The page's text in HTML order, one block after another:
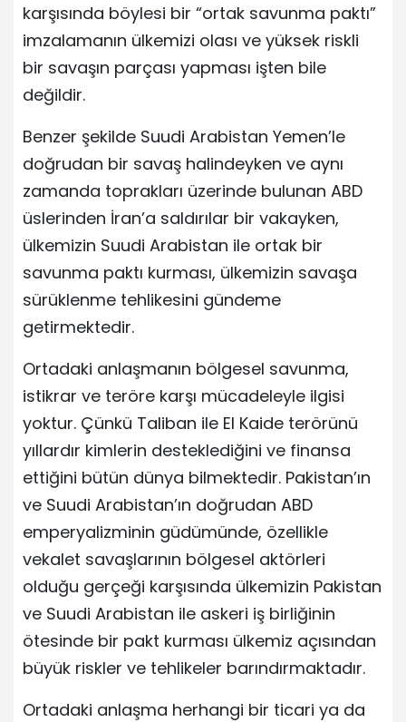
karşısında böylesi bir “ortak savunma paktı”
imzalamanın ülkemizi olası ve yüksek riskli
bir savaşın parçası yapması işten bile
değildir.
Benzer şekilde Suudi Arabistan Yemen’le
doğrudan bir savaş halindeyken ve aynı
zamanda toprakları üzerinde bulunan ABD
üslerinden İran’a saldırılar bir vakayken,
ülkemizin Suudi Arabistan ile ortak bir
savunma paktı kurması, ülkemizin savaşa
sürüklenme tehlikesini gündeme
getirmektedir.
Ortadaki anlaşmanın bölgesel savunma,
istikrar ve teröre karşı mücadeleyle ilgisi
yoktur. Çünkü Taliban ile El Kaide terörünü
yıllardır kimlerin desteklediğini ve finansa
ettiğini bütün dünya bilmektedir. Pakistan’ın
ve Suudi Arabistan’ın doğrudan ABD
emperyalizminin güdümünde, özellikle
vekalet savaşlarının bölgesel aktörleri
olduğu gerçeği karşısında ülkemizin Pakistan
ve Suudi Arabistan ile askeri iş birliğinin
ötesinde bir pakt kurması ülkemiz açısından
büyük riskler ve tehlikeler barındırmaktadır.
Ortadaki anlaşma herhangi bir ticari ya da